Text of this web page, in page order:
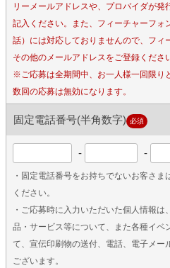
リーメールアドレスや、プロバイダが
記入ください。また、フィーチャーフォ
話）には対応しておりませんので、フィ
その他のメールアドレスをご登録くださ
※ご応募は全期間中、お一人様一回限り
数回の応募は無効になります。
固定電話番号(半角数字) 必須
- -
・固定電話番号をお持ちでないお客さ
ください。
・ご応募時に入力いただいた個人情報
品・サービス等について、また各種イベ
て、宣伝印刷物の送付、電話、電子メー
ございます。